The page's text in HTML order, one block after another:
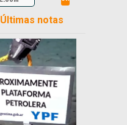
Últimas notas